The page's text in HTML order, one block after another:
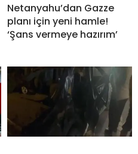
Netanyahu’dan Gazze
planı için yeni hamle!
‘Şans vermeye hazırım’